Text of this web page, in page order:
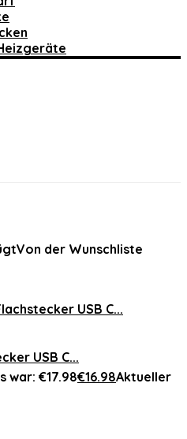
Von der Wunschliste
USB C...
war: €17.98€16.98Aktueller